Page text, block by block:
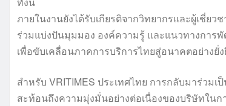
ภายในงานยังได้รับเกียรติจากวิทยากรและผู้เชี่
ร่วมแบ่งปันมุมมอง องค์ความรู้ และแนวทางการ
เพื่อขับเคลื่อนภาคการบริการไทยสู่อนาคตอย่างยั่
สำหรับ VRITIMES ประเทศไทย การกลับมาร่วม
สะท้อนถึงความมุ่งมั่นอย่างต่อเนื่องของบริษัทใน